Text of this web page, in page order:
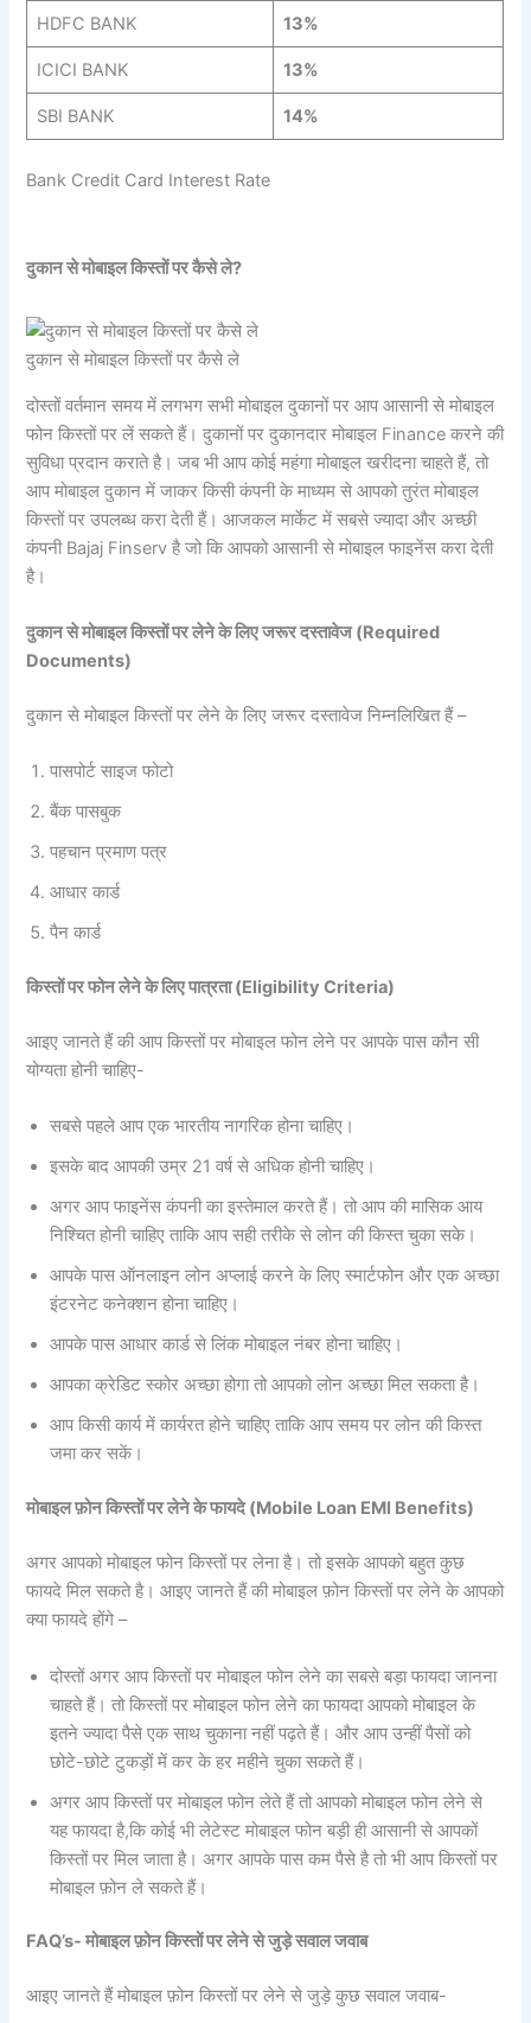
HDFC BANK 13%
ICICI BANK 13%
SBI BANK 14%
Bank Credit Card Interest Rate
दुकान से मोबाइल किस्तों पर कैसे ले?
दुकान से मोबाइल किस्तों पर कैसे ले
दोस्तों वर्तमान समय में लगभग सभी मोबाइल दुकानों पर आप आसानी से मोबाइल
फोन किस्तों पर लें सकते हैं। दुकानों पर दुकानदार मोबाइल Finance करने की
सुविधा प्रदान कराते है। जब भी आप कोई महंगा मोबाइल खरीदना चाहते हैं, तो
आप मोबाइल दुकान में जाकर किसी कंपनी के माध्यम से आपको तुरंत मोबाइल
किस्तों पर उपलब्ध करा देती हैं। आजकल मार्केट में सबसे ज्यादा और अच्छी
कंपनी Bajaj Finserv है जो कि आपको आसानी से मोबाइल फाइनेंस करा देती
है।
दुकान से मोबाइल किस्तों पर लेने के लिए जरूर दस्तावेज (Required
Documents)
दुकान से मोबाइल किस्तों पर लेने के लिए जरूर दस्तावेज निम्नलिखित हैं –
पासपोर्ट साइज फोटो
बैंक पासबुक
पहचान प्रमाण पत्र
आधार कार्ड
पैन कार्ड
किस्तों पर फोन लेने के लिए पात्रता (Eligibility Criteria)
आइए जानते हैं की आप किस्तों पर मोबाइल फोन लेने पर आपके पास कौन सी
योग्यता होनी चाहिए-
सबसे पहले आप एक भारतीय नागरिक होना चाहिए।
इसके बाद आपकी उम्र 21 वर्ष से अधिक होनी चाहिए।
अगर आप फाइनेंस कंपनी का इस्तेमाल करते हैं। तो आप की मासिक आय
निश्चित होनी चाहिए ताकि आप सही तरीके से लोन की किस्त चुका सके।
आपके पास ऑनलाइन लोन अप्लाई करने के लिए स्मार्टफोन और एक अच्छा
इंटरनेट कनेक्शन होना चाहिए।
आपके पास आधार कार्ड से लिंक मोबाइल नंबर होना चाहिए।
आपका क्रेडिट स्कोर अच्छा होगा तो आपको लोन अच्छा मिल सकता है।
आप किसी कार्य में कार्यरत होने चाहिए ताकि आप समय पर लोन की किस्त
जमा कर सकें।
मोबाइल फ़ोन किस्तों पर लेने के फायदे (Mobile Loan EMI Benefits)
अगर आपको मोबाइल फोन किस्तों पर लेना है। तो इसके आपको बहुत कुछ
फायदे मिल सकते है। आइए जानते हैं की मोबाइल फ़ोन किस्तों पर लेने के आपको
क्या फायदे होंगे –
दोस्तों अगर आप किस्तों पर मोबाइल फोन लेने का सबसे बड़ा फायदा जानना
चाहते हैं। तो किस्तों पर मोबाइल फोन लेने का फायदा आपको मोबाइल के
इतने ज्यादा पैसे एक साथ चुकाना नहीं पढ़ते हैं। और आप उन्हीं पैसों को
छोटे-छोटे टुकड़ों में कर के हर महीने चुका सकते हैं।
अगर आप किस्तों पर मोबाइल फोन लेते हैं तो आपको मोबाइल फोन लेने से
यह फायदा है,कि कोई भी लेटेस्ट मोबाइल फोन बड़ी ही आसानी से आपकों
किस्तों पर मिल जाता है। अगर आपके पास कम पैसे है तो भी आप किस्तों पर
मोबाइल फ़ोन ले सकते हैं।
FAQ’s- मोबाइल फ़ोन किस्तों पर लेने से जुड़े सवाल जवाब
आइए जानते हैं मोबाइल फ़ोन किस्तों पर लेने से जुड़े कुछ सवाल जवाब-